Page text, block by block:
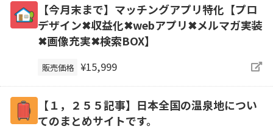
【今月末まで】マッチングアプリ特化【プロ
デザイン✖収益化✖webアプリ✖メルマガ実装
✖画像充実✖検索BOX】
販売価格 ¥15,999
【１，２５５記事】日本全国の温泉地につい
てのまとめサイトです。